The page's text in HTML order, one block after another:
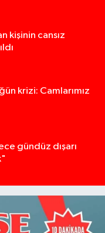
kişinin cansız
krizi: Camlarımız
gündüz dışarı